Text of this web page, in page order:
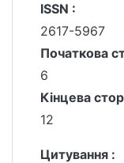
ISSN :
2617-5967
Початкова
6
Кінцева
12
Цитування :